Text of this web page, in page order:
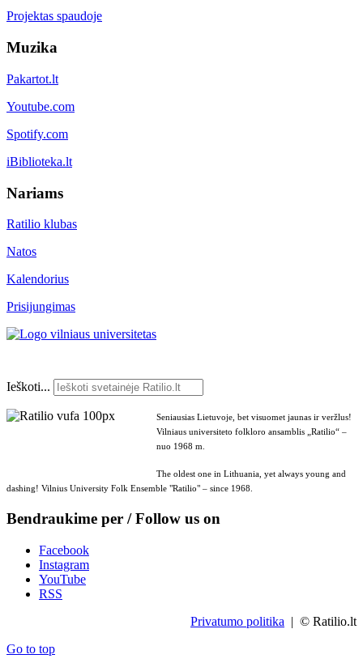
Projektas spaudoje
Muzika
Pakartot.lt
Youtube.com
Spotify.com
iBiblioteka.lt
Nariams
Ratilio klubas
Natos
Kalendorius
Prisijungimas
Ieškoti...
Seniausias Lietuvoje, bet visuomet jaunas ir veržlus!
Vilniaus universiteto folkloro ansamblis „Ratilio“ –
nuo 1968 m.
The oldest one in Lithuania, yet always young and
dashing! Vilnius University Folk Ensemble "Ratilio" – since 1968.
Bendraukime per / Follow us on
Facebook
Instagram
YouTube
RSS
Privatumo politika | © Ratilio.lt
Go to top